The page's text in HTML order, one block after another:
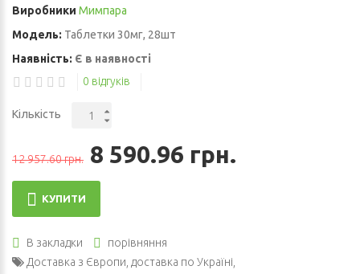
Виробники Мимпара
Модель: Таблетки 30мг, 28шт
Наявність: Є в наявності
0 відгуків
Кількість
12 957.60 грн. 8 590.96 грн.
КУПИТИ
В закладки
порівняння
Доставка з Європи, доставка по Україні,